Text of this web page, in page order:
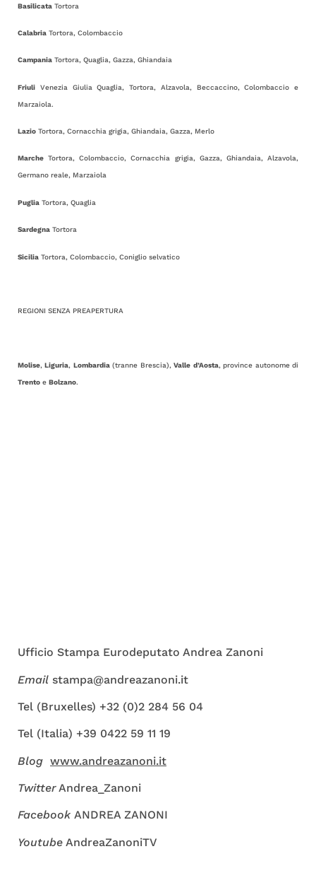
Basilicata Tortora
Calabria Tortora, Colombaccio
Campania Tortora, Quaglia, Gazza, Ghiandaia
Friuli Venezia Giulia Quaglia, Tortora, Alzavola, Beccaccino, Colombaccio e
Marzaiola.
Lazio Tortora, Cornacchia grigia, Ghiandaia, Gazza, Merlo
Marche Tortora, Colombaccio, Cornacchia grigia, Gazza, Ghiandaia, Alzavola,
Germano reale, Marzaiola
Puglia Tortora, Quaglia
Sardegna Tortora
Sicilia Tortora, Colombaccio, Coniglio selvatico
REGIONI SENZA PREAPERTURA
Molise,Liguria, Lombardia(tranne Brescia),Valle d’Aosta, province autonome di
Trento e Bolzano.
Ufficio Stampa Eurodeputato Andrea Zanoni
Email stampa@andreazanoni.it
Tel (Bruxelles) +32 (0)2 284 56 04
Tel (Italia) +39 0422 59 11 19
Blog www.andreazanoni.it
TwitterAndrea_Zanoni
Facebook ANDREA ZANONI
Youtube AndreaZanoniTV